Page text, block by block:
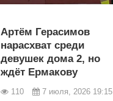
Артём Герасимов
нарасхват среди
девушек дома 2, но
ждёт Ермакову
110 7 июля, 2026 19:15